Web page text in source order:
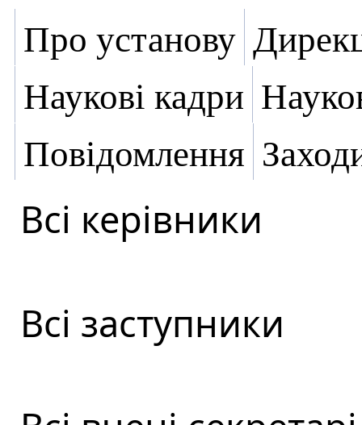
Про установу
Наукові кадри
Повідомлення
Всі керівники
Всі заступники